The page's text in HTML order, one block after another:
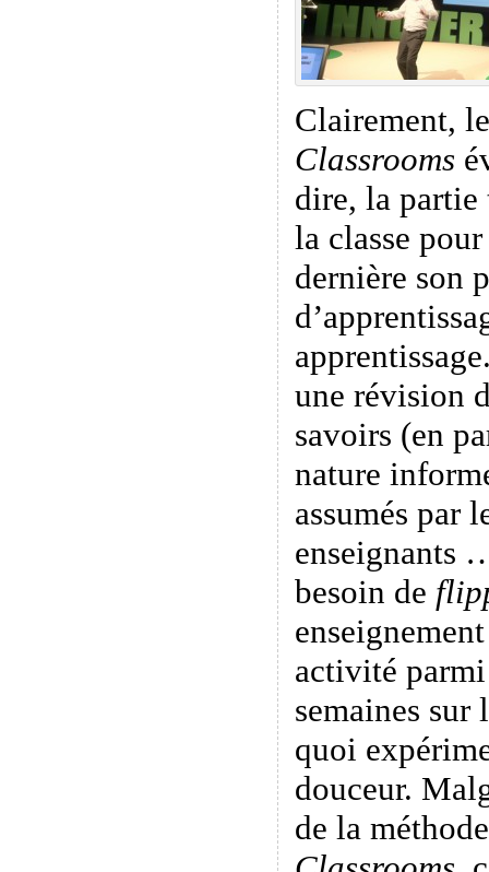
Clairement,
Classrooms
dire, la partie
la classe
dernière son
une révision
savoirs (en
nature
assumés par
enseignants
besoin de
activité parmi
semaines sur
quoi
douceur.
de la